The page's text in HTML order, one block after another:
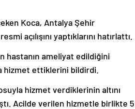
Koca, Antalya Şehir
açılışını yaptıklarını hatırlattı.
hastanın ameliyat edildiğini
hizmet ettiklerini bildirdi.
hizmet verdiklerinin altını
Acilde verilen hizmetle birlikte 5